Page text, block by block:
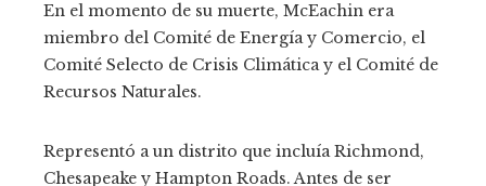
En el momento de su muerte, McEachin era
miembro del Comité de Energía y Comercio, el
Comité Selecto de Crisis Climática y el Comité de
Recursos Naturales.
Representó a un distrito que incluía Richmond,
Chesapeake y Hampton Roads. Antes de ser